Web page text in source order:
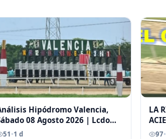
Hipódromo Valencia,
08 Agosto 2026 | Lcdo
Castellano |
51•1 d
LA
97•